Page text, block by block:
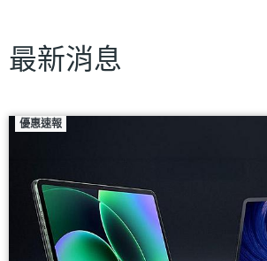
最新消息
優惠速報